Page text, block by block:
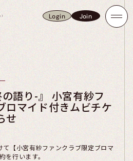
Login
Join
語り-』 小宮有紗フ
ロマイド付きムビチケ
せ
【小宮有紗ファンクラブ限定ブロマ
を行います。